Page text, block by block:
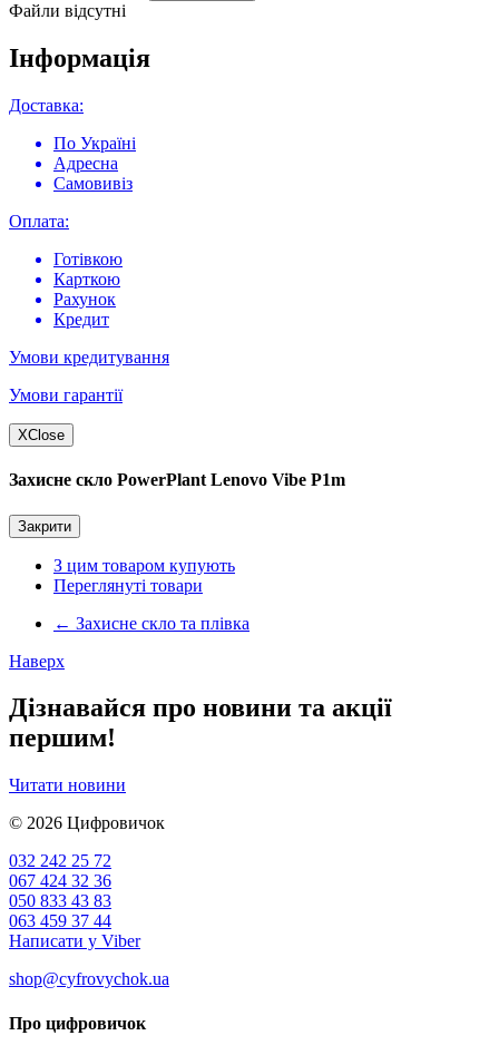
Файли відсутні
Інформація
Доставка:
По Україні
Адресна
Самовивіз
Оплата:
Готівкою
Карткою
Рахунок
Кредит
Умови кредитування
Умови гарантії
XClose
Захисне скло PowerPlant Lenovo Vibe P1m
Закрити
З цим товаром купують
Переглянуті товари
← Захисне скло та плівка
Наверх
Дізнавайся про новини та акції
першим!
Читати новини
© 2026 Цифровичок
032 242 25 72
067 424 32 36
050 833 43 83
063 459 37 44
Написати у Viber
shop@cyfrovychok.ua
Про цифровичок